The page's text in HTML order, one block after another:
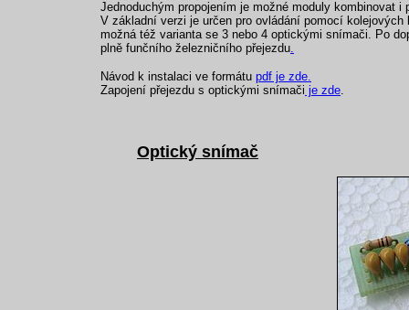
Jednoduchým propojením je možné moduly kombinovat i
V základní verzi je určen pro ovládání pomocí
možná též varianta se 3 nebo 4 optickými snímači. Po
plně funčního železničního přejezdu.
Návod k instalaci ve formátu pdf je zde.
Zapojení přejezdu s optickými snímači je zde.
Optický snímač